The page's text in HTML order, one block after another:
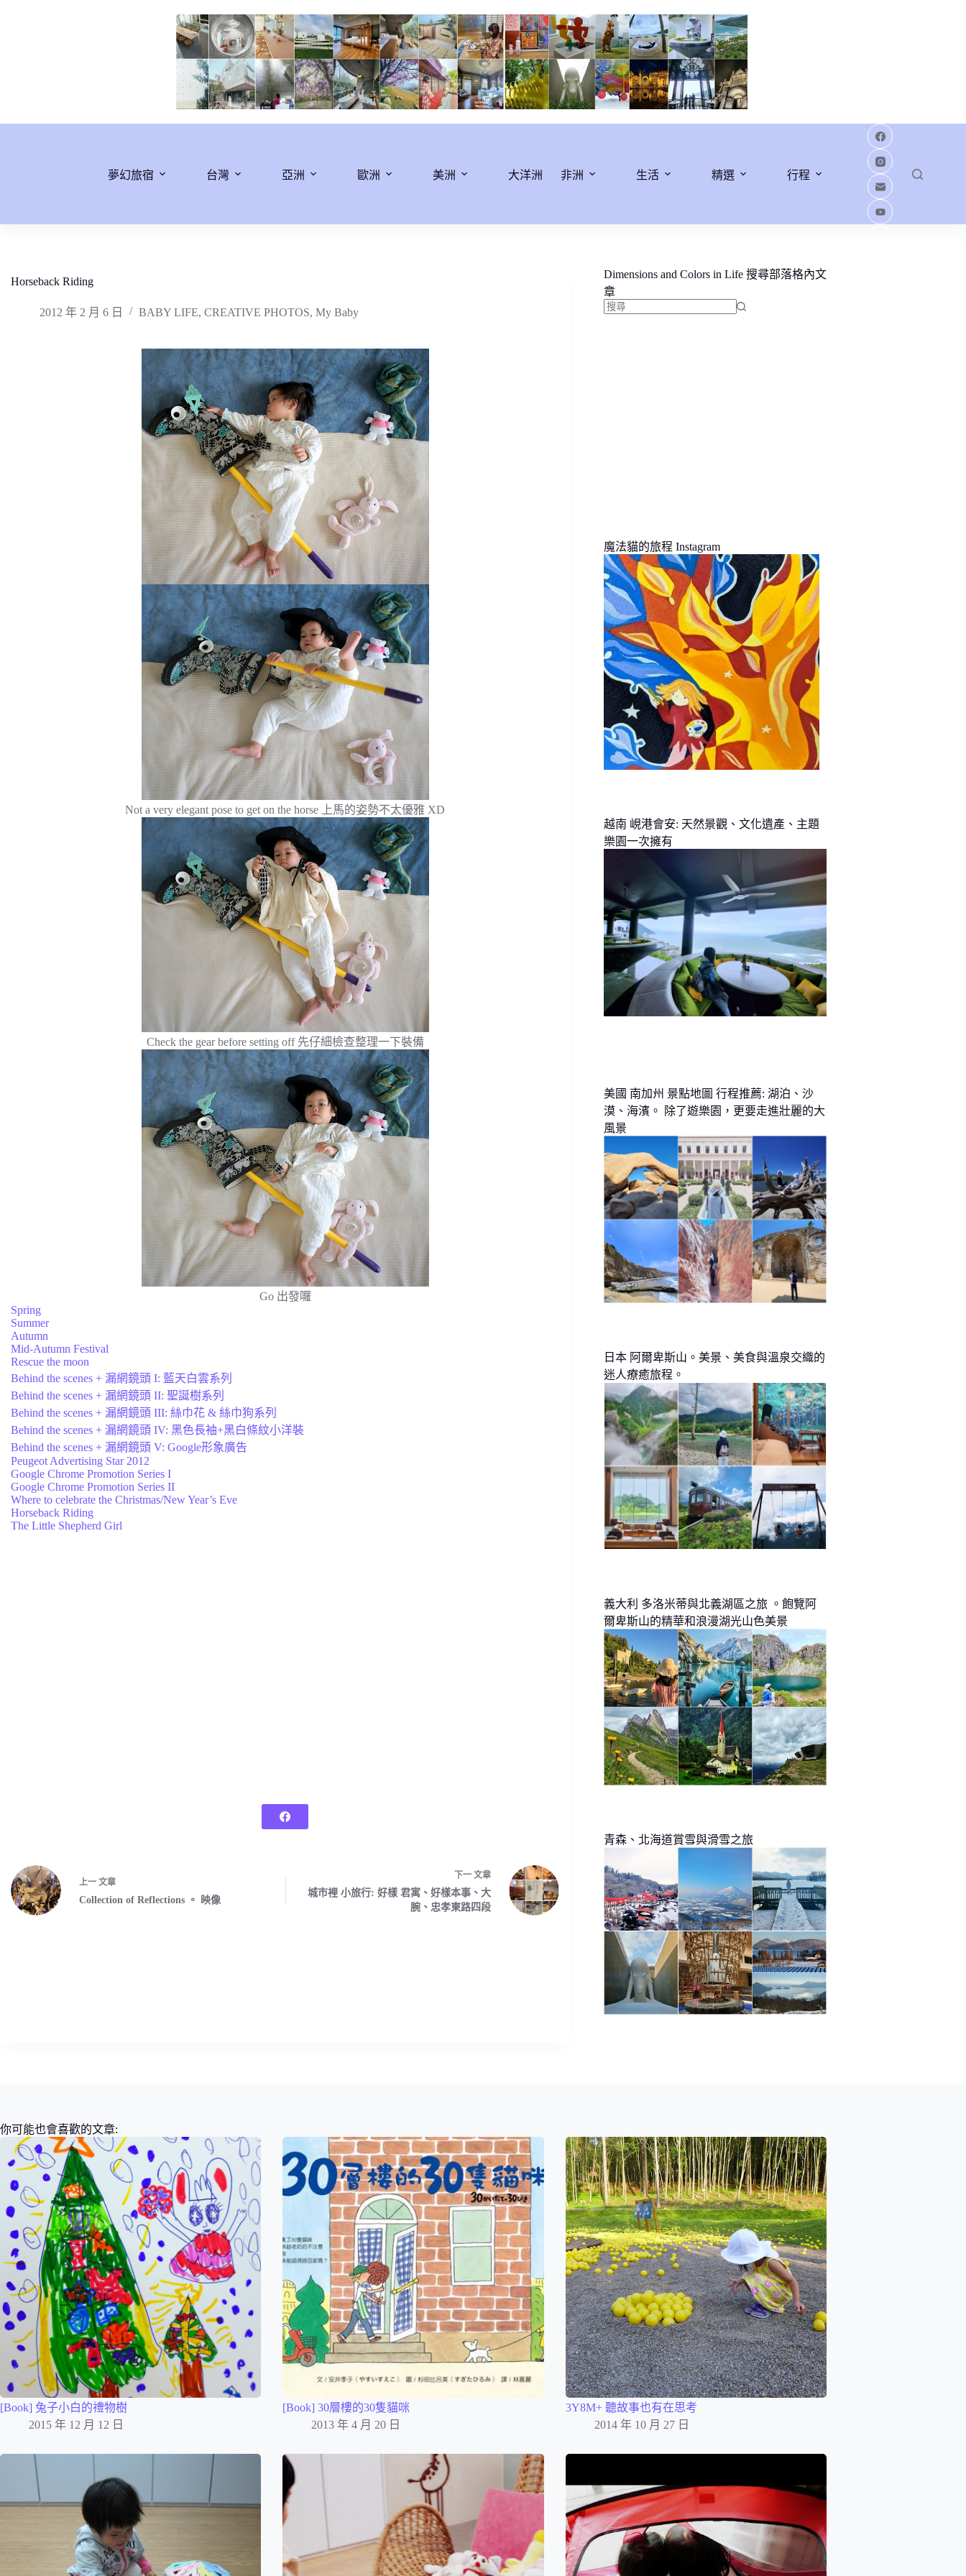
夢幻旅宿 台灣 亞洲 歐洲 美洲 大洋洲 非洲 生活 精選 行程
Horseback Riding
2012 年 2 月 6 日 BABY LIFE, CREATIVE PHOTOS, My Baby
Not a very elegant pose to get on the horse 上馬的姿勢不太優雅 XD
Check the gear before setting off 先仔細檢查整理一下裝備
Go 出發囉
Spring
Summer
Autumn
Mid-Autumn Festival
Rescue the moon
Behind the scenes + 漏網鏡頭 I: 藍天白雲系列
Behind the scenes + 漏網鏡頭 II: 聖誕樹系列
Behind the scenes + 漏網鏡頭 III: 絲巾花 & 絲巾狗系列
Behind the scenes + 漏網鏡頭 IV: 黑色長袖+黑白條紋小洋裝
Behind the scenes + 漏網鏡頭 V: Google形象廣告
Peugeot Advertising Star 2012
Google Chrome Promotion Series I
Google Chrome Promotion Series II
Where to celebrate the Christmas/New Year’s Eve
Horseback Riding
The Little Shepherd Girl
上一 文章
Collection of Reflections 。 映像
下一文章
城市裡 小旅行: 好樣 君寓、好樣本事、大
腕、忠孝東路四段
Dimensions and Colors in Life 搜尋部落格內文
章
魔法貓的旅程 Instagram
越南 峴港會安: 天然景觀、文化遺產、主題
樂園一次擁有
美國 南加州 景點地圖 行程推薦: 湖泊、沙
漠、海濱。 除了遊樂園，更要走進壯麗的大
風景
日本 阿爾卑斯山。美景、美食與溫泉交織的
迷人療癒旅程。
義大利 多洛米蒂與北義湖區之旅 。飽覽阿
爾卑斯山的精華和浪漫湖光山色美景
青森、北海道賞雪與滑雪之旅
你可能也會喜歡的文章:
[Book] 兔子小白的禮物樹
2015 年 12 月 12 日
[Book] 30層樓的30隻貓咪
2013 年 4 月 20 日
3Y8M+ 聽故事也有在思考
2014 年 10 月 27 日